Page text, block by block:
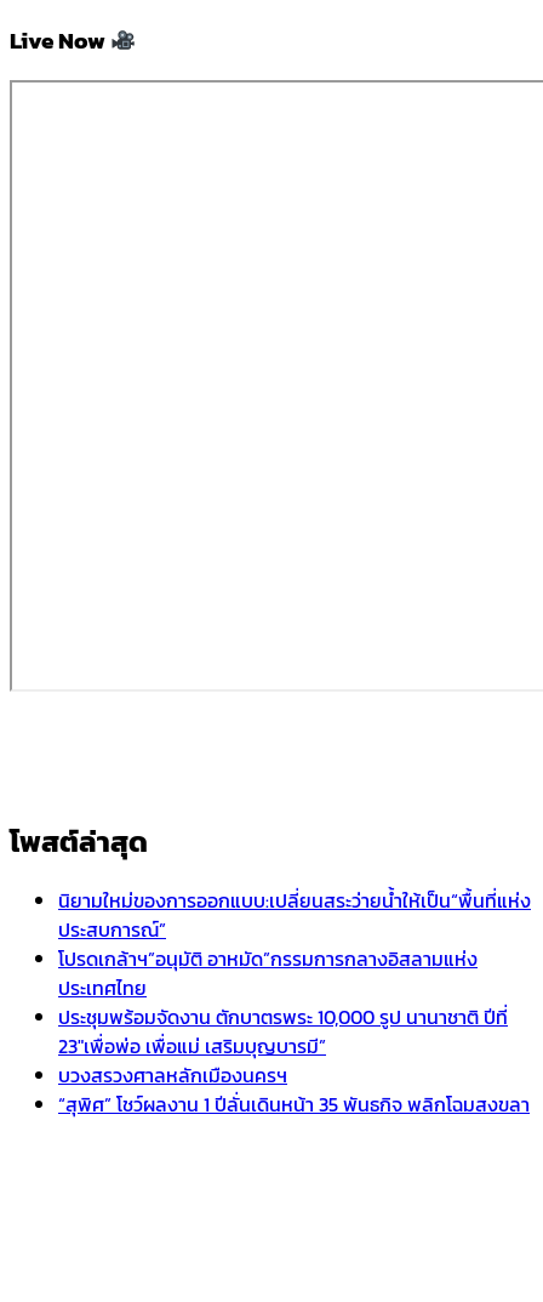
Live Now
โพสต์ล่าสุด
นิยามใหม่ของการออกแบบ:เปลี่ยนสระว่ายน้ำให้เป็น“พื้นที่แห่ง
ประสบการณ์”
โปรดเกล้าฯ”อนุมัติ อาหมัด”กรรมการกลางอิสลามแห่ง
ประเทศไทย
ประชุมพร้อมจัดงาน ตักบาตรพระ 10,000 รูป นานาชาติ ปีที่
23″เพื่อพ่อ เพื่อแม่ เสริมบุญบารมี”
บวงสรวงศาลหลักเมืองนครฯ
“สุพิศ” โชว์ผลงาน 1 ปีลั่นเดินหน้า 35 พันธกิจ พลิกโฉมสงขลา